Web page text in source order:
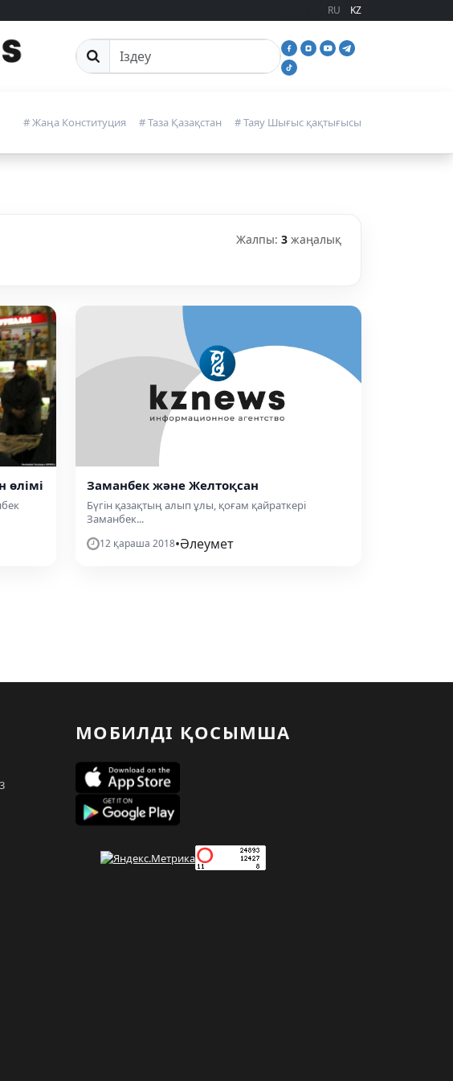
RU KZ
Сайттан іздеу
# Жаңа Конституция # Таза Қазақстан # Таяу Шығыс қақтығысы
Жалпы: 3 жаңалық
өлімі Заманбек және Желтоқсан
Бүгін қазақтың алып ұлы, қоғам қайраткері
Заманбек...
12 қараша 2018•Әлеумет
МОБИЛДІ ҚОСЫМША